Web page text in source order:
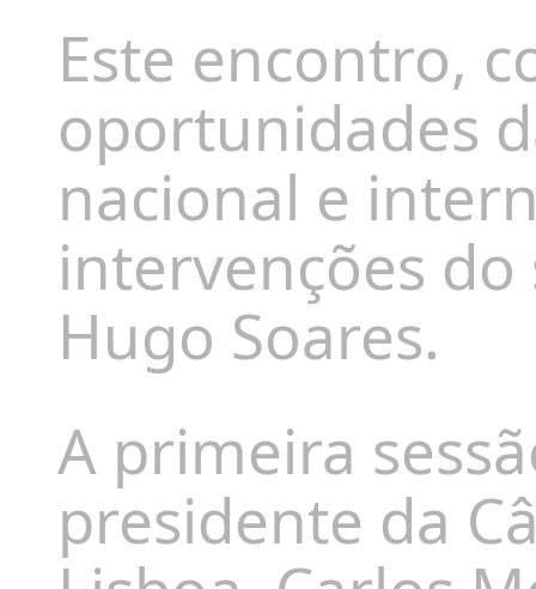
Este encontro,
oportunidades
nacional e
intervenções
Hugo Soares.
A primeira
presidente da